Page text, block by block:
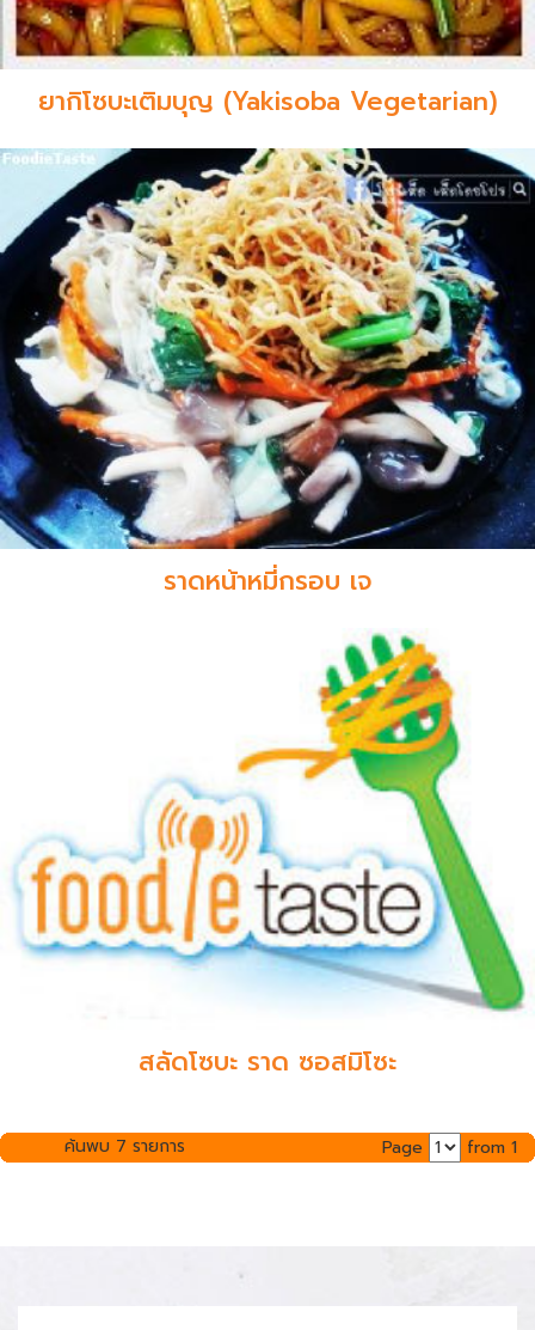
ยากิโซบะเติมบุญ (Yakisoba Vegetarian)
ราดหน้าหมี่กรอบ เจ
สลัดโซบะ ราด ซอสมิโซะ
ค้นพบ 7 รายการ Page from 1